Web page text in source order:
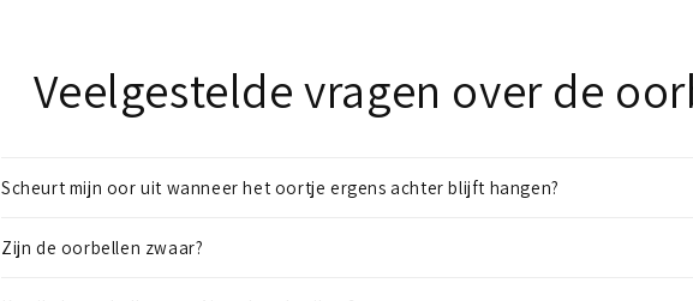
Veelgestelde vragen over de
Scheurt mijn oor uit wanneer het oortje ergens achter blijft hangen?
Zijn de oorbellen zwaar?